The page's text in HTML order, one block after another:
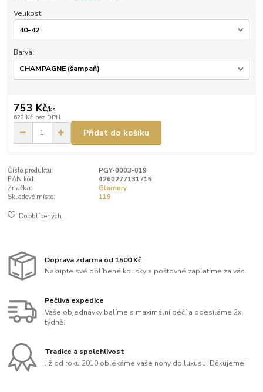
Velikost:
Barva:
753 Kč/ks
622 Kč bez DPH
Přidat do košíku
Číslo produktu:
PGY-0003-019
EAN kód:
4260277131715
Značka:
Glamory
Skladové místo:
119
Do oblíbených
Doprava zdarma od 1500 Kč
Nakupte své oblíbené kousky a poštovné zaplatíme za vás.
Pečlivá expedice
Vaše objednávky balíme s maximální péčí a odesíláme 2x
týdně.
Tradice a spolehlivost
Již od roku 2010 oblékáme vaše nohy do luxusu. Děkujeme!